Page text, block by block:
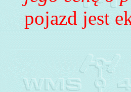
pojazd jest